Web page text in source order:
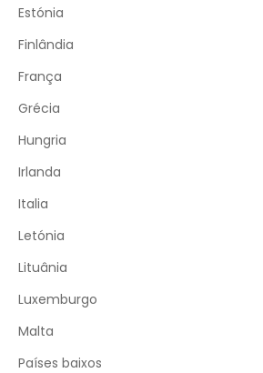
Estónia
Finlândia
França
Grécia
Hungria
Irlanda
Italia
Letónia
Lituânia
Luxemburgo
Malta
Países baixos